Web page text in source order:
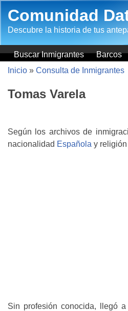
Comunidad
Descubre la historia de tus
Buscar Inmigrantes Barcos
Inicio » Consulta de Inmigrantes
Tomas Varela
Según los archivos de
nacionalidad Española y
Sin profesión conocida, llegó